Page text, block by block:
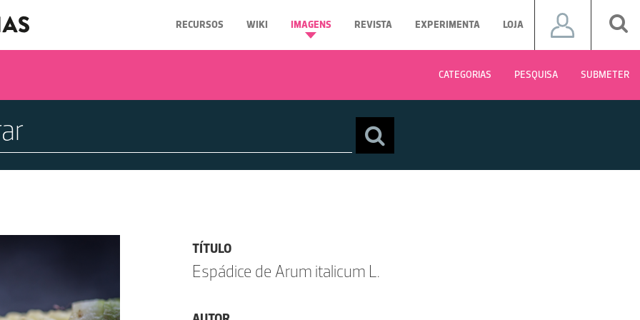
RECURSOS WIKI IMAGENS REVISTA EXPERIMENTA LOJA
CATEGORIAS PESQUISA SUBMETER
TÍTULO
Espádice de Arum italicum L.